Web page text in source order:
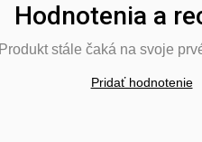
Hodnotenia a
Produkt stále čaká na svoje
Pridať hodnotenie